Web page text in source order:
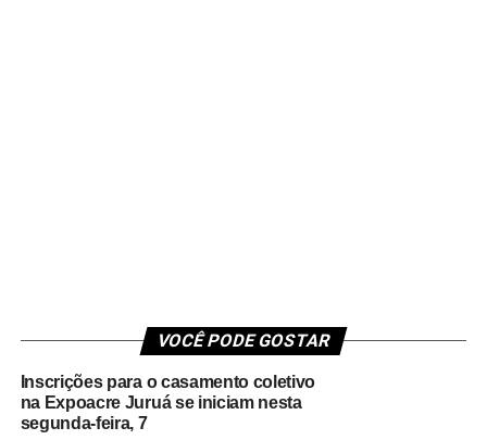
VOCÊ PODE GOSTAR
Inscrições para o casamento coletivo
na Expoacre Juruá se iniciam nesta
segunda-feira, 7